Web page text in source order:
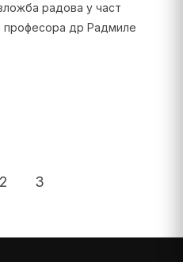
радова у част
др Радмиле
2 3